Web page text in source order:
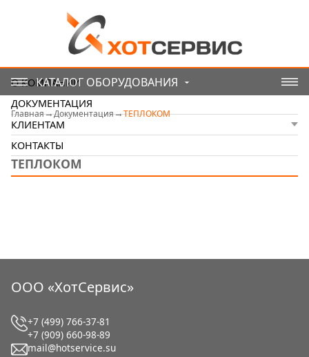
КАТАЛОГ ОБОРУДОВАНИЯ
Главная Документация ТЕПЛОКОМ
О КОМПАНИИ
ДОКУМЕНТАЦИЯ
КЛИЕНТАМ
КОНТАКТЫ
ТЕПЛОКОМ
ООО «ХотСервис»
+7 (499) 766-37-81
+7 (909) 660-98-89
mail@hotservice.su